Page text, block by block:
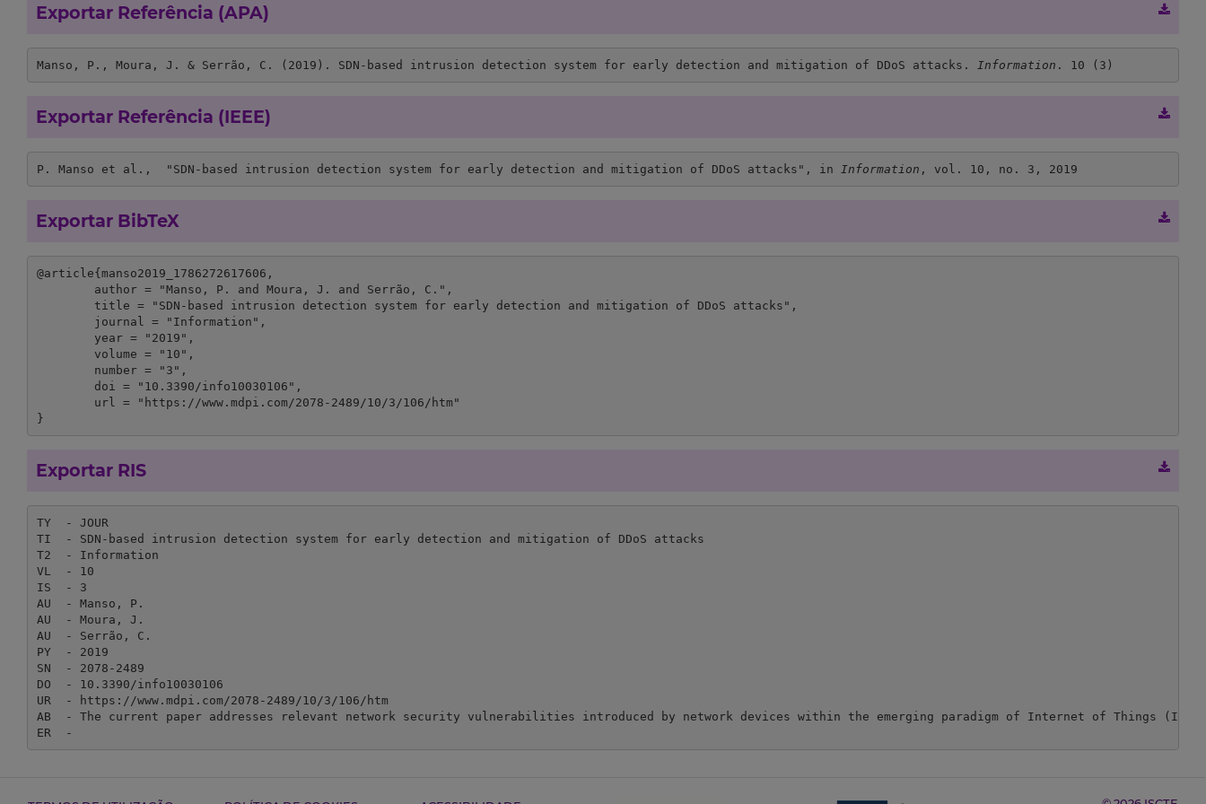
Exportar Referência (APA)
Manso, P., Moura, J. & Serrão, C. (2019). SDN-based intrusion detection system for early detection and mitigation of DDoS attacks. Information . 10 (3)
Exportar Referência (IEEE)
P. Manso et al.,  "SDN-based intrusion detection system for early detection and mitigation of DDoS attacks", in Information , vol. 10, no. 3, 2019
Exportar BibTeX
@article{manso2019_1786272617606,
}
Exportar RIS
TY  - JOUR
TI  - SDN-based intrusion detection system for early detection and mitigation of DDoS attacks
T2  - Information
VL  - 10
IS  - 3
AU  - Manso, P.
AU  - Moura, J.
AU  - Serrão, C.
PY  - 2019
SN  - 2078-2489
DO  - 10.3390/info10030106
UR  - https://www.mdpi.com/2078-2489/10/3/106/htm
AB  - The current paper addresses relevant network security vulnerabilities introduced by network devices within the emerging paradigm of Internet of Things
ER  -